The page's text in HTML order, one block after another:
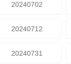
20240702
20240712
20240731